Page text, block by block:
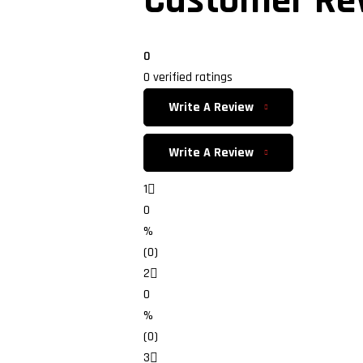
0
0 verified ratings
Write A Review
Write A Review
1
0
%
(0)
2
0
%
(0)
3